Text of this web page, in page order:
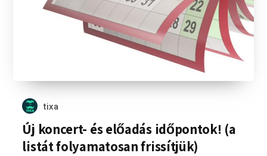
tixa
Új koncert- és előadás időpontok! (a
listát folyamatosan frissítjük)